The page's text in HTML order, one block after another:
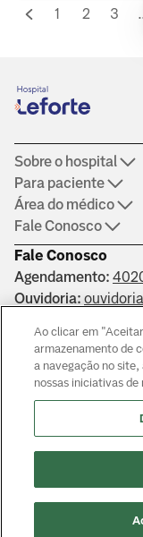
especialistas
1 2 3 ...
Fale Conosco
Agendamento:
Ouvidoria:
Saber mais
Sobre o hospital
Para paciente
Área do médico
Fale Conosco
Responsáveis
135237
Ao clicar em
armazenamento de
a navegação no
nossas iniciativas de